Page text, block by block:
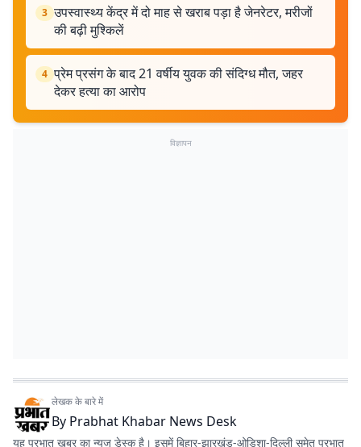
3 उपस्वास्थ्य केंद्र में दो माह से खराब पड़ा है जेनरेटर, मरीजों
की बढ़ी मुश्किलें
4 प्रेम प्रसंग के बाद 21 वर्षीय युवक की संदिग्ध मौत, जहर
देकर हत्या का आरोप
विज्ञापन
लेखक के बारे में
By Prabhat Khabar News Desk
यह प्रभात खबर का न्यूज डेस्क है। इसमें बिहार-झारखंड-ओडिशा-दिल्‍ली समेत प्रभात